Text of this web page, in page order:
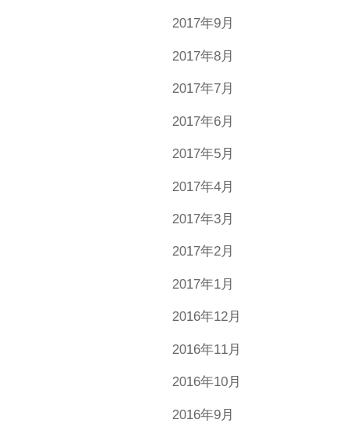
2017年9月
2017年8月
2017年7月
2017年6月
2017年5月
2017年4月
2017年3月
2017年2月
2017年1月
2016年12月
2016年11月
2016年10月
2016年9月